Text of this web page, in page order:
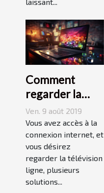
laissant...
Comment
regarder la
télévision
gratuitement
en streaming ?
Ven. 9 août 2019
Vous avez accès à la
connexion internet, et
vous désirez
regarder la télévision
ligne, plusieurs
solutions...